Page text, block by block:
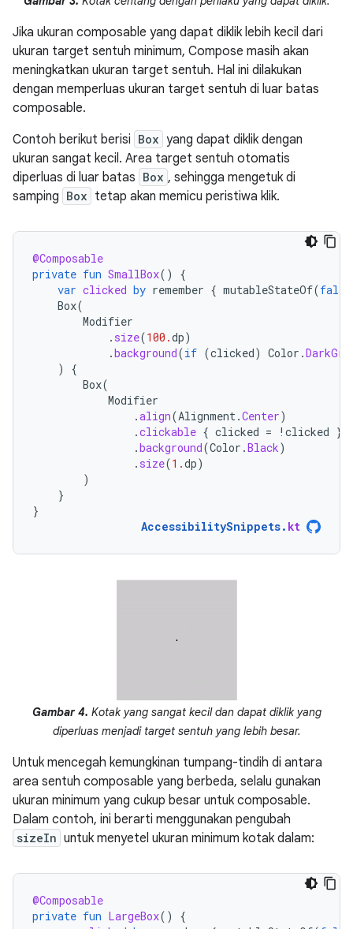
Jika ukuran composable yang dapat diklik lebih kecil dari
ukuran target sentuh minimum, Compose masih akan
meningkatkan ukuran target sentuh. Hal ini dilakukan
dengan memperluas ukuran target sentuh di luar batas
composable.
Contoh berikut berisi Box yang dapat diklik dengan
ukuran sangat kecil. Area target sentuh otomatis
diperluas di luar batas Box , sehingga mengetuk di
samping Box tetap akan memicu peristiwa klik.
@Composable
private fun SmallBox()
{
var clicked by remember { mutableStateOf(false
Box(
Modifier
. size(100.dp)
.background(if (clicked) Color .
)
{
Box(
Modifier
.align(Alignment.Center)
.clickable { clicked = ! clicked }
.background(Color .Black)
. size(1.dp)
)
}
}
AccessibilitySnippets. kt
Gambar 4. Kotak yang sangat kecil dan dapat diklik yang
diperluas menjadi target sentuh yang lebih besar.
Untuk mencegah kemungkinan tumpang-tindih di antara
area sentuh composable yang berbeda, selalu gunakan
ukuran minimum yang cukup besar untuk composable.
Dalam contoh, ini berarti menggunakan pengubah
sizeIn untuk menyetel ukuran minimum kotak dalam:
@Composable
private fun LargeBox()
{